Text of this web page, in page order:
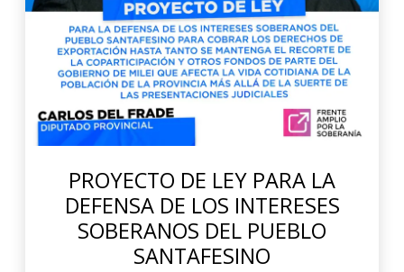
PROYECTO DE LEY PARA LA
DEFENSA DE LOS INTERESES
SOBERANOS DEL PUEBLO
SANTAFESINO